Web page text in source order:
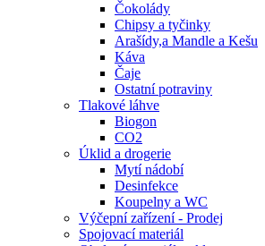
Čokolády
Chipsy a tyčinky
Arašídy,a Mandle a Kešu
Káva
Čaje
Ostatní potraviny
Tlakové láhve
Biogon
CO2
Úklid a drogerie
Mytí nádobí
Desinfekce
Koupelny a WC
Výčepní zařízení - Prodej
Spojovací materiál